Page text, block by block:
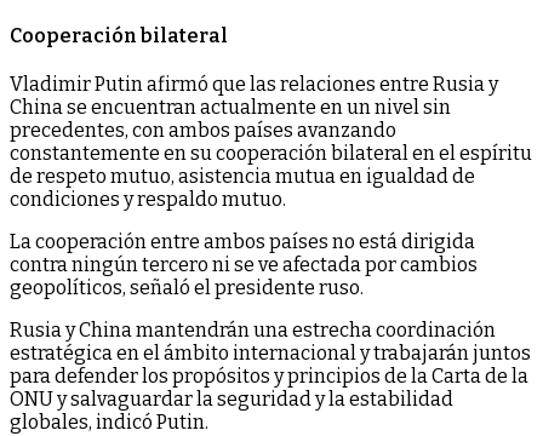
Cooperación bilateral
Vladimir Putin afirmó que las relaciones entre Rusia y
China se encuentran actualmente en un nivel sin
precedentes, con ambos países avanzando
constantemente en su cooperación bilateral en el espíritu
de respeto mutuo, asistencia mutua en igualdad de
condiciones y respaldo mutuo.
La cooperación entre ambos países no está dirigida
contra ningún tercero ni se ve afectada por cambios
geopolíticos, señaló el presidente ruso.
Rusia y China mantendrán una estrecha coordinación
estratégica en el ámbito internacional y trabajarán juntos
para defender los propósitos y principios de la Carta de la
ONU y salvaguardar la seguridad y la estabilidad
globales, indicó Putin.